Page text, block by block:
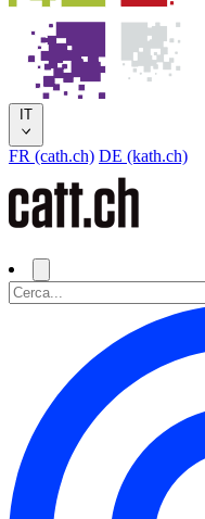
IT
FR (cath.ch) DE (kath.ch)